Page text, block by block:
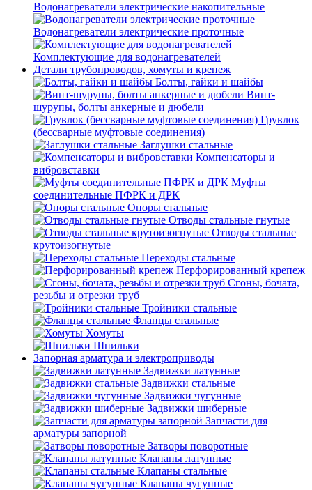
Водонагреватели электрические накопительные
Водонагреватели электрические проточные
Комплектующие для водонагревателей
Детали трубопроводов, хомуты и крепеж
Болты, гайки и шайбы
Винт-
шурупы, болты анкерные и дюбели
Грувлок
(бессварные муфтовые соединения)
Заглушки стальные
Компенсаторы и
вибровставки
Муфты
соединительные ПФРК и ДРК
Опоры стальные
Отводы стальные гнутые
Отводы стальные
крутоизогнутые
Переходы стальные
Перфорированный крепеж
Сгоны, бочата,
резьбы и отрезки труб
Тройники стальные
Фланцы стальные
Хомуты
Шпильки
Запорная арматура и электроприводы
Задвижки латунные
Задвижки стальные
Задвижки чугунные
Задвижки шиберные
Запчасти для
арматуры запорной
Затворы поворотные
Клапаны латунные
Клапаны стальные
Клапаны чугунные